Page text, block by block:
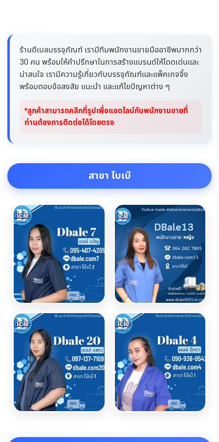
ร้านดีเบลบรรจุภัณฑ์ เรามีทีมพนักงานขายมืออาชีพมากกว่า
30 คน พร้อมให้คำปรึกษาในการสร้างแบรนด์ให้โดดเด่นและ
น่าสนใจ เรามีความรู้เกี่ยวกับบรรจุภัณฑ์และแพ็คเกจจิ้ง
พร้อมตอบข้อสงสัย แนะนำ และแก้ไขปัญหาต่าง ๆ
*ลูกค้าสามารถคลิกที่รูปเพื่อแอดไลน์กับพนักงานขายที่
ท่านต้องการติดต่อได้โดยตรง
สาขา โบเบ๊